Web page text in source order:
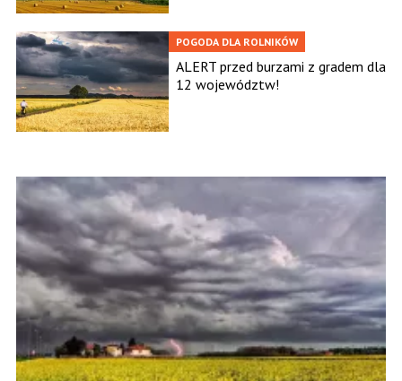
POGODA DLA ROLNIKÓW
ALERT przed burzami z gradem dla
12 województw!